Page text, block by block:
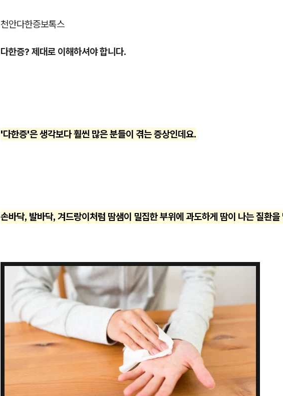
천안다한증보톡스
다한증? 제대로 이해하셔야 합니다.
'다한증'은 생각보다 훨씬 많은 분들이 겪는 증상인데요.
손바닥, 발바닥, 겨드랑이처럼 땀샘이 밀집한 부위에 과도하게 땀이 나는 질환을